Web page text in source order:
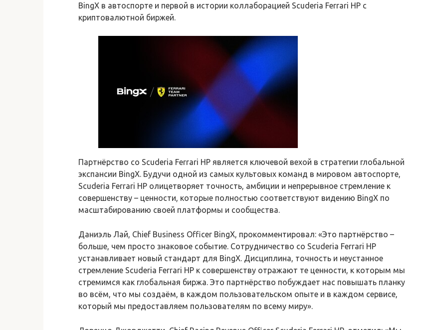
BingX в автоспорте и первой в истории коллаборацией Scuderia Ferrari HP с
криптовалютной биржей.
Партнёрство со Scuderia Ferrari HP является ключевой вехой в стратегии глобальной
экспансии BingX. Будучи одной из самых культовых команд в мировом автоспорте,
Scuderia Ferrari HP олицетворяет точность, амбиции и непрерывное стремление к
совершенству – ценности, которые полностью соответствуют видению BingX по
масштабированию своей платформы и сообщества.
Даниэль Лай, Chief Business Officer BingX, прокомментировал: «Это партнёрство –
больше, чем просто знаковое событие. Сотрудничество со Scuderia Ferrari HP
устанавливает новый стандарт для BingX. Дисциплина, точность и неустанное
стремление Scuderia Ferrari HP к совершенству отражают те ценности, к которым мы
стремимся как глобальная биржа. Это партнёрство побуждает нас повышать планку
во всём, что мы создаём, в каждом пользовательском опыте и в каждом сервисе,
который мы предоставляем пользователям по всему миру».